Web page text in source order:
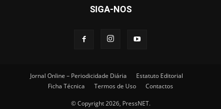
SIGA-NOS
Jornal Online – Periodicidade Diária
Estatuto Editorial
Ficha Técnica
Termos de Uso Contactos
© Copyright 2026, PressNET.